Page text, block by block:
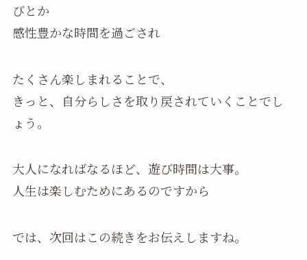
びとか
感性豊かな時間を過ごされ
たくさん楽しまれることで、
きっと、自分らしさを取り戻されていくことでし
ょう。
大人になればなるほど、遊び時間は大事。
人生は楽しむためにあるのですから
では、次回はこの続きをお伝えしますね。